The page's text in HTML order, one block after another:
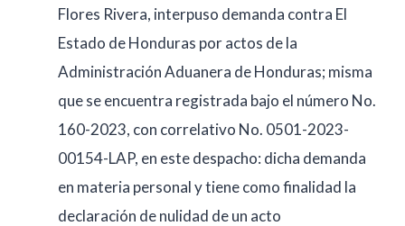
Flores Rivera, interpuso demanda contra El
Estado de Honduras por actos de la
Administración Aduanera de Honduras; misma
que se encuentra registrada bajo el número No.
160-2023, con correlativo No. 0501-2023-
00154-LAP, en este despacho: dicha demanda
en materia personal y tiene como finalidad la
declaración de nulidad de un acto